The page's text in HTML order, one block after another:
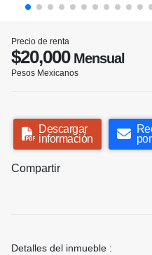
Precio de renta
$20,000Mensual
Pesos Mexicanos
Descargar
información
Compartir
Detalles del inmueble :